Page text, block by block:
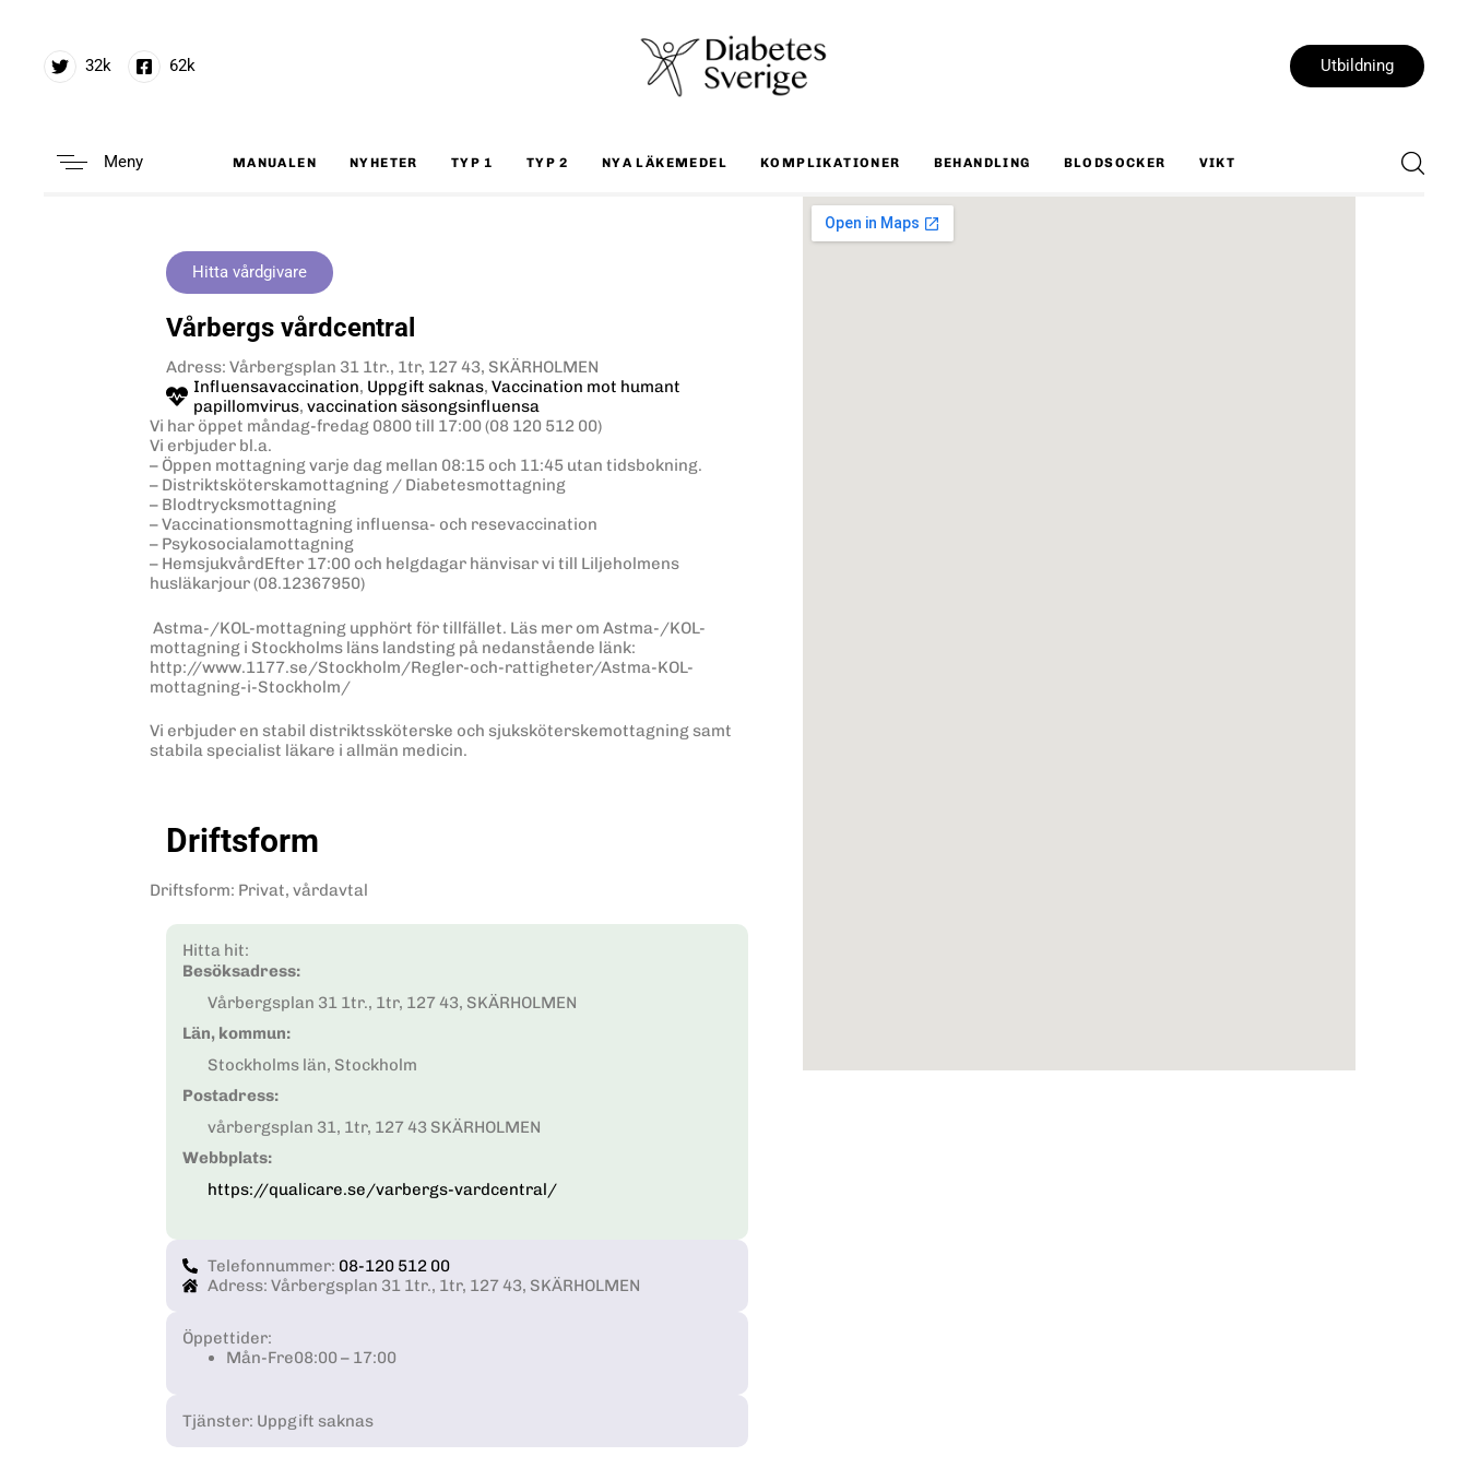
32k 62k Utbildning
Meny MANUALEN NYHETER TYP 1 TYP 2 NYA LÄKEMEDEL KOMPLIKATIONER BEHANDLING BLODSOCKER VIKT
Hitta vårdgivare
Vårbergs vårdcentral
Adress: Vårbergsplan 31 1tr., 1tr, 127 43, SKÄRHOLMEN
Influensavaccination, Uppgift saknas, Vaccination mot humant
papillomvirus, vaccination säsongsinfluensa
Vi har öppet måndag-fredag 0800 till 17:00 (08 120 512 00)
Vi erbjuder bl.a.
– Öppen mottagning varje dag mellan 08:15 och 11:45 utan tidsbokning.
– Distriktsköterskamottagning / Diabetesmottagning
– Blodtrycksmottagning
– Vaccinationsmottagning influensa- och resevaccination
– Psykosocialamottagning
– HemsjukvårdEfter 17:00 och helgdagar hänvisar vi till Liljeholmens
husläkarjour (08.12367950)
Astma-/KOL-mottagning upphört för tillfället. Läs mer om Astma-/KOL-
mottagning i Stockholms läns landsting på nedanstående länk:
http://www.1177.se/Stockholm/Regler-och-rattigheter/Astma-KOL-
mottagning-i-Stockholm/
Vi erbjuder en stabil distriktssköterske och sjuksköterskemottagning samt
stabila specialist läkare i allmän medicin.
Driftsform
Driftsform: Privat, vårdavtal
Hitta hit:
Besöksadress:
Vårbergsplan 31 1tr., 1tr, 127 43, SKÄRHOLMEN
Län, kommun:
Stockholms län, Stockholm
Postadress:
vårbergsplan 31, 1tr, 127 43 SKÄRHOLMEN
Webbplats:
https://qualicare.se/varbergs-vardcentral/
Telefonnummer: 08-120 512 00
Adress: Vårbergsplan 31 1tr., 1tr, 127 43, SKÄRHOLMEN
Öppettider:
Mån-Fre08:00 – 17:00
Tjänster: Uppgift saknas